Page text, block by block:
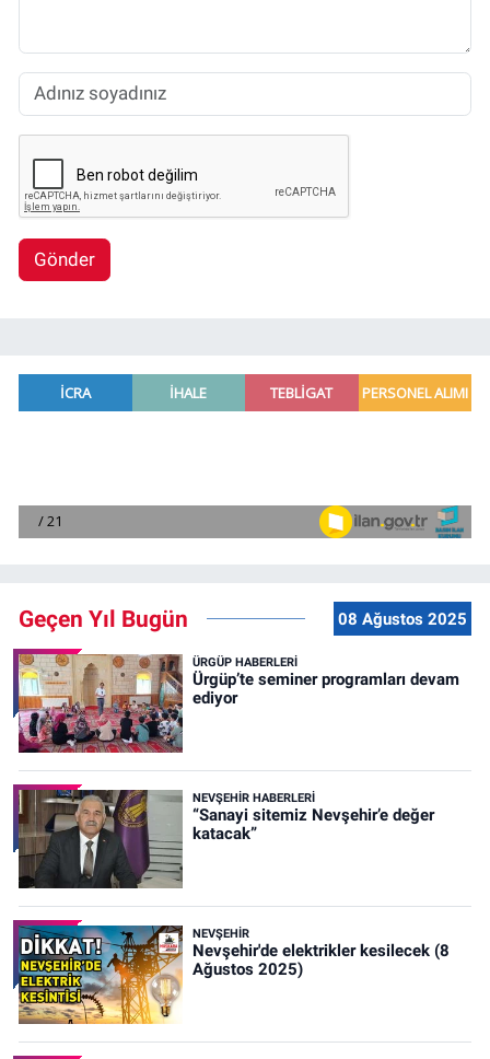
Gönder
Geçen Yıl Bugün 08 Ağustos 2025
ÜRGÜP HABERLERI
Ürgüp’te seminer programları devam
ediyor
NEVŞEHIR HABERLERI
“Sanayi sitemiz Nevşehir’e değer
katacak”
NEVŞEHIR
Nevşehir'de elektrikler kesilecek (8
Ağustos 2025)